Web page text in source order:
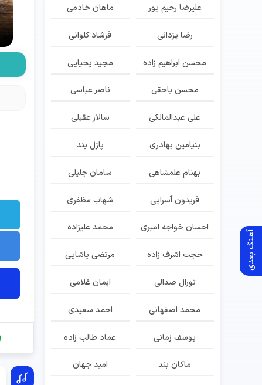
آهـنگ بعدی
علیرضا رحیم پور ماهان خادمی
رضا یزدانی فرشاد کلوانی
محسن ابراهیم زاده مجید یحیایی
محسن یاحقی ناصر عباسی
علی عبدالمالکی سالار عقیلی
بنیامین بهادری پازل بند
بهنام علمشاهی سامان جلیلی
فریدون آسرایی شهاب مظفری
احسان خواجه امیری محمد علیزاده
حجت اشرف زاده مرتضی پاشایی
تورال صدالی ایمان غلامی
محمد اصفهانی احمد سعیدی
یوسف زمانی عماد طالب زاده
ماکان بند امید جهان